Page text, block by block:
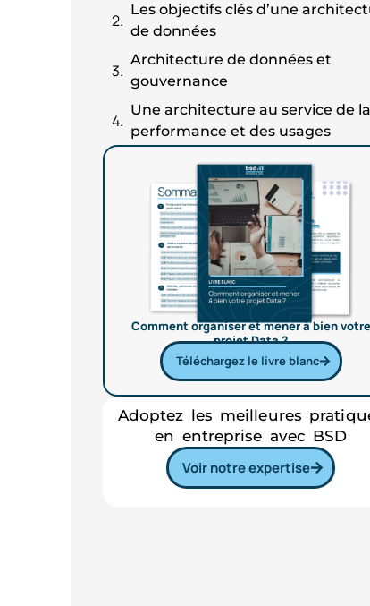
Les objectifs clés d’une
de données
Architecture de données et
gouvernance
Une architecture au service de la
performance et des usages
Comment organiser et mener à bien votre
projet Data ?
Téléchargez le livre blanc
Adoptez les meilleures
en entreprise avec BSD
Voir notre expertise